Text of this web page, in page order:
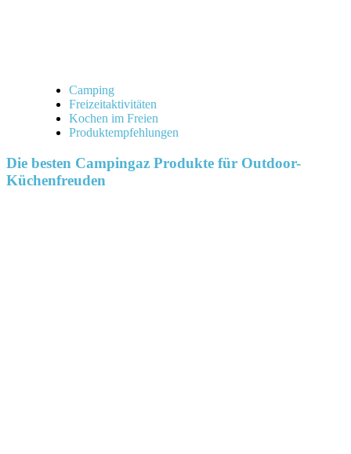
Camping
Freizeitaktivitäten
Kochen im Freien
Produktempfehlungen
Die besten Campingaz Produkte für Outdoor-
Küchenfreuden